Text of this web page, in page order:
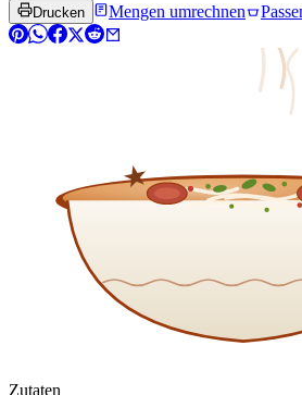
Drucken Mengen umrechnen
Zutaten